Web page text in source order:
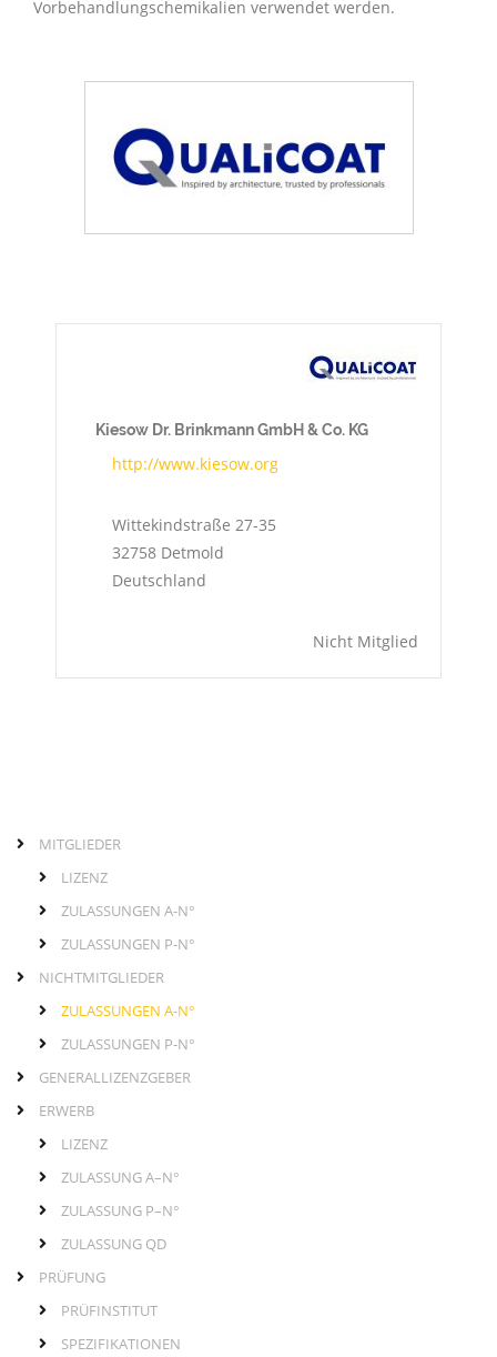
Vorbehandlungschemikalien verwendet werden.
Kiesow Dr. Brinkmann GmbH & Co. KG
http://www.kiesow.org
Wittekindstraße 27-35
32758 Detmold
Deutschland
Nicht Mitglied
LinksMITGLIEDER
LIZENZ
ZULASSUNGEN A-N°
ZULASSUNGEN P-N°
NICHTMITGLIEDER
ZULASSUNGEN A-N°
ZULASSUNGEN P-N°
GENERALLIZENZGEBER
ERWERB
LIZENZ
ZULASSUNG A–N°
ZULASSUNG P–N°
ZULASSUNG QD
PRÜFUNG
PRÜFINSTITUT
SPEZIFIKATIONEN